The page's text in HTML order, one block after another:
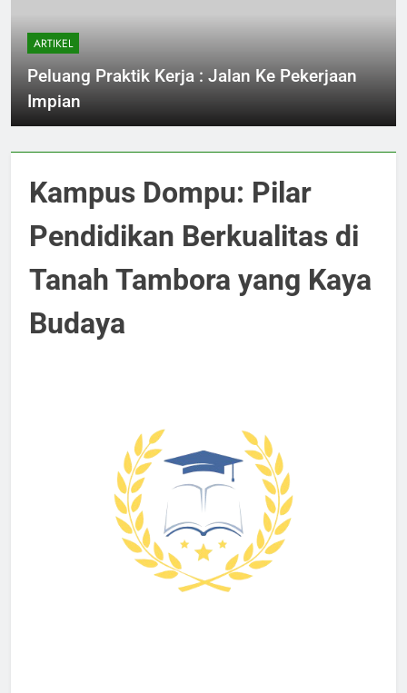
ARTIKEL
Peluang Praktik Kerja : Jalan Ke Pekerjaan
Impian
Kampus Dompu: Pilar
Pendidikan Berkualitas di
Tanah Tambora yang Kaya
Budaya